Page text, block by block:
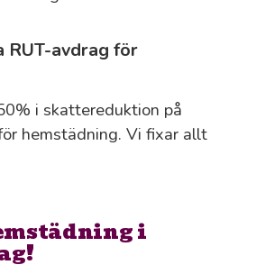
RUT-avdrag för
i skattereduktion på
hemstädning. Vi fixar allt
i